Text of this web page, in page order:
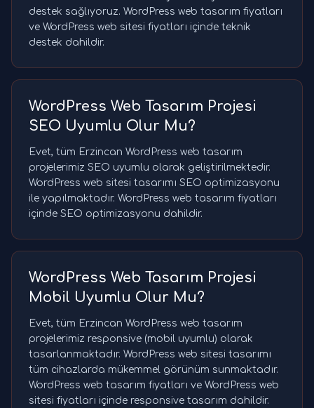
destek sağlıyoruz. WordPress web tasarım fiyatları
ve WordPress web sitesi fiyatları içinde teknik
destek dahildir.
WordPress Web Tasarım Projesi
SEO Uyumlu Olur Mu?
Evet, tüm Erzincan WordPress web tasarım
projelerimiz SEO uyumlu olarak geliştirilmektedir.
WordPress web sitesi tasarımı SEO optimizasyonu
ile yapılmaktadır. WordPress web tasarım fiyatları
içinde SEO optimizasyonu dahildir.
WordPress Web Tasarım Projesi
Mobil Uyumlu Olur Mu?
Evet, tüm Erzincan WordPress web tasarım
projelerimiz responsive (mobil uyumlu) olarak
tasarlanmaktadır. WordPress web sitesi tasarımı
tüm cihazlarda mükemmel görünüm sunmaktadır.
WordPress web tasarım fiyatları ve WordPress web
sitesi fiyatları içinde responsive tasarım dahildir.